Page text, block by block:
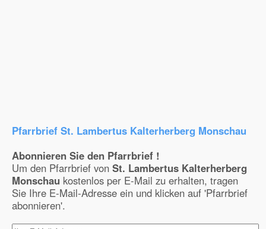
Pfarrbrief St. Lambertus Kalterherberg Monschau
Abonnieren Sie den Pfarrbrief !
Um den Pfarrbrief von St. Lambertus Kalterherberg
Monschau kostenlos per E-Mail zu erhalten, tragen
Sie Ihre E-Mail-Adresse ein und klicken auf 'Pfarrbrief
abonnieren'.